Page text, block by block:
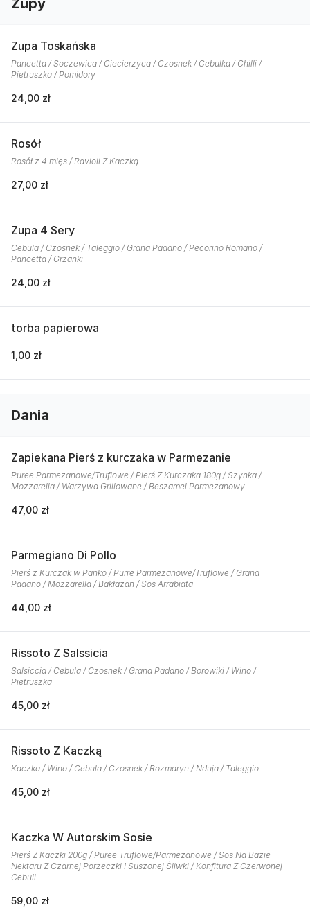
Zupy
Zupa Toskańska
Pancetta / Soczewica / Ciecierzyca / Czosnek / Cebulka / Chilli /
Pietruszka / Pomidory
24,00 zł
Rosół
Rosół z 4 mięs / Ravioli Z Kaczką
27,00 zł
Zupa 4 Sery
Cebula / Czosnek / Taleggio / Grana Padano / Pecorino Romano /
Pancetta / Grzanki
24,00 zł
torba papierowa
1,00 zł
Dania
Zapiekana Pierś z kurczaka w Parmezanie
Puree Parmezanowe/Truflowe / Pierś Z Kurczaka 180g / Szynka /
Mozzarella / Warzywa Grillowane / Beszamel Parmezanowy
47,00 zł
Parmegiano Di Pollo
Pierś z Kurczak w Panko / Purre Parmezanowe/Truflowe / Grana
Padano / Mozzarella / Bakłażan / Sos Arrabiata
44,00 zł
Rissoto Z Salssicia
Salsiccia / Cebula / Czosnek / Grana Padano / Borowiki / Wino /
Pietruszka
45,00 zł
Rissoto Z Kaczką
Kaczka / Wino / Cebula / Czosnek / Rozmaryn / Nduja / Taleggio
45,00 zł
Kaczka W Autorskim Sosie
Pierś Z Kaczki 200g / Puree Truflowe/Parmezanowe / Sos Na Bazie
Nektaru Z Czarnej Porzeczki I Suszonej Śliwki / Konfitura Z Czerwonej
Cebuli
59,00 zł